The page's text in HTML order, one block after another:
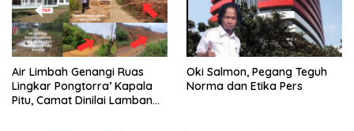
Air Limbah Genangi Ruas
Lingkar Pongtorra’ Kapala
Pitu, Camat Dinilai Lamban
Oki Salmon, Pegang Teguh
Norma dan Etika Pers